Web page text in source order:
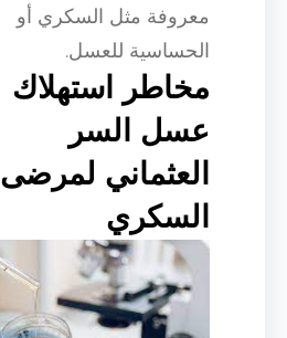
معروفة مثل السكري أو
الحساسية للعسل.
مخاطر استهلاك
عسل السر
العثماني لمرضى
السكري